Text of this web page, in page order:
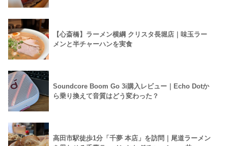
【心斎橋】ラーメン横綱 クリスタ長堀店｜味玉ラー
メンと半チャーハンを実食
Soundcore Boom Go 3i購入レビュー｜Echo Dotか
ら乗り換えて音質はどう変わった？
高田市駅徒歩1分「千夢 本店」を訪問｜尾道ラーメン